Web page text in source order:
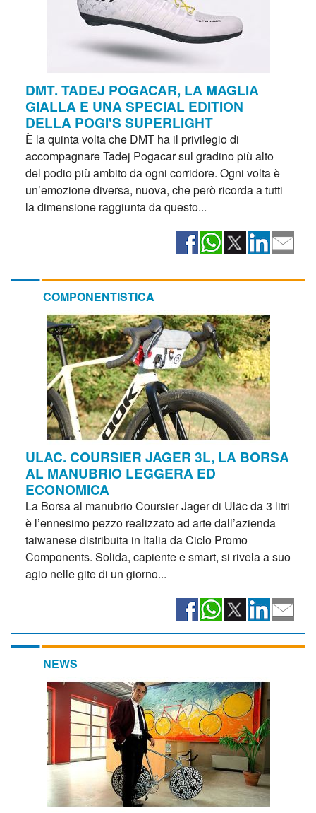
DMT. TADEJ POGACAR, LA MAGLIA
GIALLA E UNA SPECIAL EDITION
DELLA POGI'S SUPERLIGHT
È la quinta volta che DMT ha il privilegio di
accompagnare Tadej Pogacar sul gradino più alto
del podio più ambito da ogni corridore. Ogni volta è
un’emozione diversa, nuova, che però ricorda a tutti
la dimensione raggiunta da questo...
COMPONENTISTICA
ULAC. COURSIER JAGER 3L, LA BORSA
AL MANUBRIO LEGGERA ED
ECONOMICA
La Borsa al manubrio Coursier Jager di Uläc da 3 litri
è l’ennesimo pezzo realizzato ad arte dall’azienda
taiwanese distribuita in Italia da Ciclo Promo
Components. Solida, capiente e smart, si rivela a suo
agio nelle gite di un giorno...
NEWS